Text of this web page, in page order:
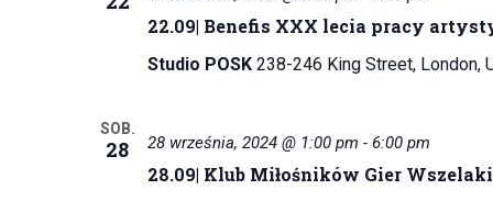
22.09| Benefis XXX lecia pracy
Studio POSK 238-246 King Street, London,
SOB.
28
28.09| Klub Miłośników Gier
28 września, 2024 @ 1:00 pm - 6:00 pm